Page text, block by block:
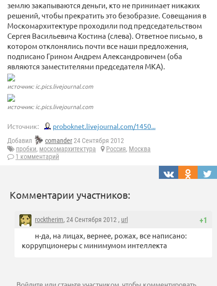
землю закапываются деньги, кто не принимает никаких
решений, чтобы прекратить это безобразие. Совещания в
Москомархитектуре проходили под председательством
Сергея Васильевича Костина (слева). Ответное письмо, в
котором отклонялись почти все наши предложения,
подписано Грином Андрем Александровичем (оба
являются заместителями председателя МКА).
источник: ic.pics.livejournal.com
источник: ic.pics.livejournal.com
Источник: proboknet.livejournal.com/1450...
Добавил comander24 Сентября 2012
пробки, москомархитектура Россия, Москва
1 комментарий
Комментарии участников:
+1
rocktherim, 24 Сентября 2012 , url
н-да, на лицах, вернее, рожах, все написано:
коррупционеры с минимумом интеллекта